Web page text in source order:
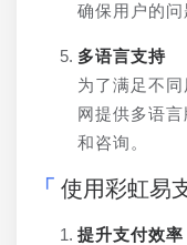
确保用户的问
多语言支持
为了满足不
网提供多语
和咨询。
使用彩虹易
提升支付效率